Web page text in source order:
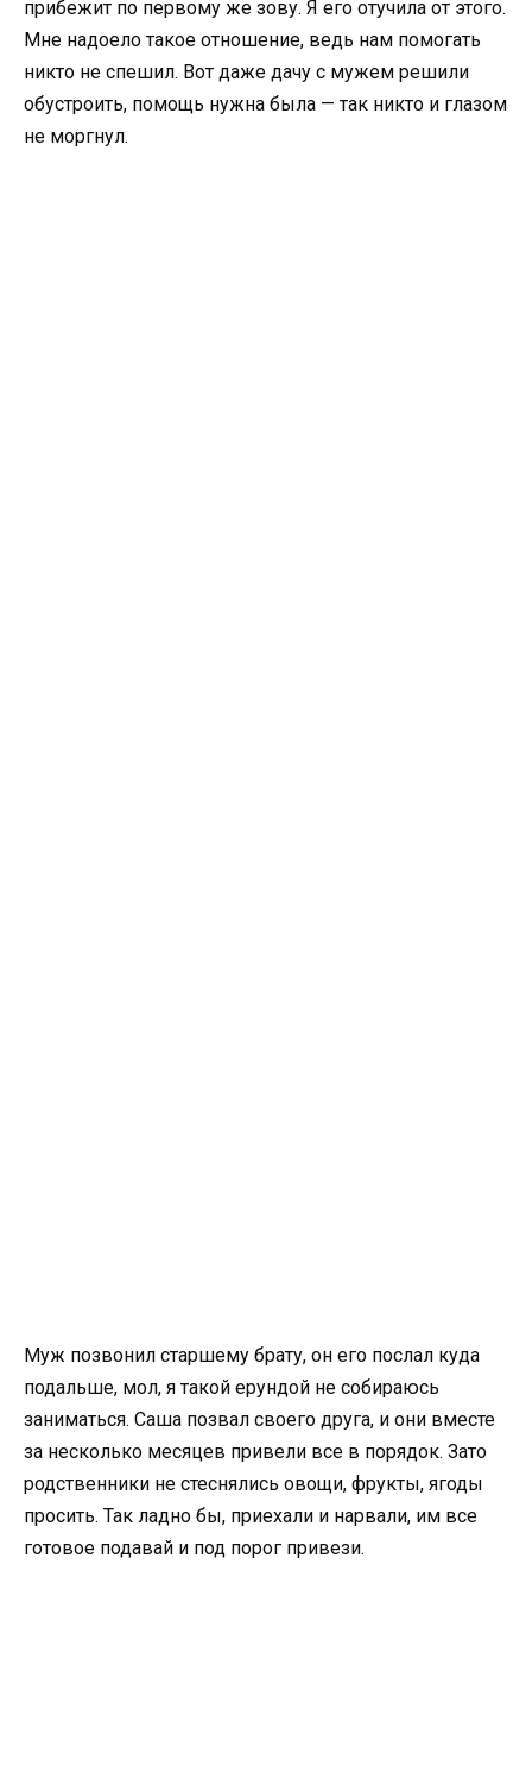
прибежит по первому же зову. Я его отучила от этого.
Мне надоело такое отношение, ведь нам помогать
никто не спешил. Вот даже дачу с мужем решили
обустроить, помощь нужна была — так никто и глазом
не моргнул.
Муж позвонил старшему брату, он его послал куда
подальше, мол, я такой ерундой не собираюсь
заниматься. Саша позвал своего друга, и они вместе
за несколько месяцев привели все в порядок. Зато
родственники не стеснялись овощи, фрукты, ягоды
просить. Так ладно бы, приехали и нарвали, им все
готовое подавай и под порог привези.